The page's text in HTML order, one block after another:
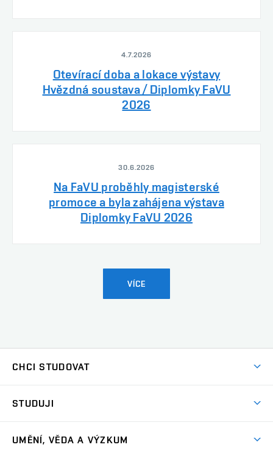
4.7.2026
Otevírací doba a lokace výstavy
Hvězdná soustava / Diplomky FaVU
2026
30.6.2026
Na FaVU proběhly magisterské
promoce a byla zahájena výstava
Diplomky FaVU 2026
VÍCE
CHCI STUDOVAT
Přijímačky
STUDUJI
UMĚNÍ, VĚDA A VÝZKUM